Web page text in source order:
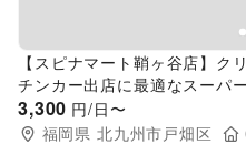
【スピナマート鞘ヶ谷店】ク
チンカー出店に最適なスーパ
3,300 円/日〜
福岡県 北九州市戸畑区